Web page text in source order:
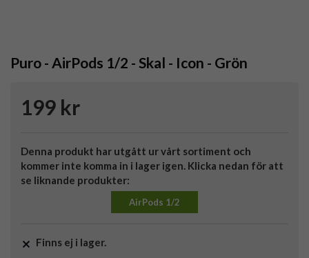
Puro - AirPods 1/2 - Skal - Icon - Grön
199 kr
Denna produkt har utgått ur vårt sortiment och
kommer inte komma in i lager igen. Klicka nedan för att
se liknande produkter:
AirPods 1/2
Finns ej i lager.